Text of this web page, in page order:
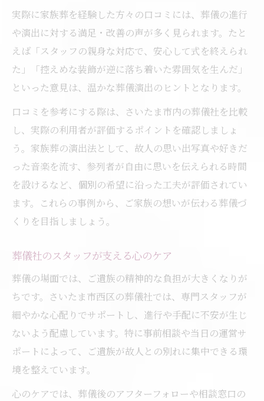
実際に家族葬を経験した方々の口コミには、葬儀の進行
や演出に対する満足・改善の声が多く見られます。たと
えば「スタッフの親身な対応で、安心して式を終えられ
た」「控えめな装飾が逆に落ち着いた雰囲気を生んだ」
といった意見は、温かな葬儀演出のヒントとなります。
口コミを参考にする際は、さいたま市内の葬儀社を比較
し、実際の利用者が評価するポイントを確認しましょ
う。家族葬の演出法として、故人の思い出写真や好きだ
った音楽を流す、参列者が自由に思いを伝えられる時間
を設けるなど、個別の希望に沿った工夫が評価されてい
ます。これらの事例から、ご家族の想いが伝わる葬儀づ
くりを目指しましょう。
葬儀社のスタッフが支える心のケア
葬儀の場面では、ご遺族の精神的な負担が大きくなりが
ちです。さいたま市西区の葬儀社では、専門スタッフが
細やかな心配りでサポートし、進行や手配に不安が生じ
ないよう配慮しています。特に事前相談や当日の運営サ
ポートによって、ご遺族が故人との別れに集中できる環
境を整えています。
心のケアでは、葬儀後のアフターフォローや相談窓口の